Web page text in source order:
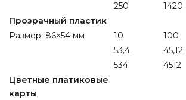
250
1420
Прозрачный пластик
Размер: 86×54 мм
10 100
53,4
45,12
534
4512
Цветные платиковые
карты